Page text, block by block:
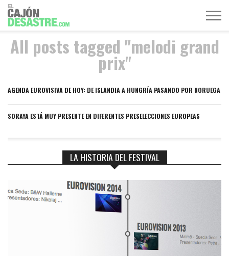
MÚSICA
TELEVISIÓN
POLÍTICA
ACTUALIDAD
EUROVISIÓN
All posts tagged "melodi grand
prix"
AGENDA EUROVISIVA DE HOY: DE ISLANDIA A HUNGRÍA PASANDO POR NORUEGA
SORAYA ESTÁ MUY PRESENTE EN DIFERENTES PRESELECCIONES EUROPEAS
LA HISTORIA DEL FESTIVAL